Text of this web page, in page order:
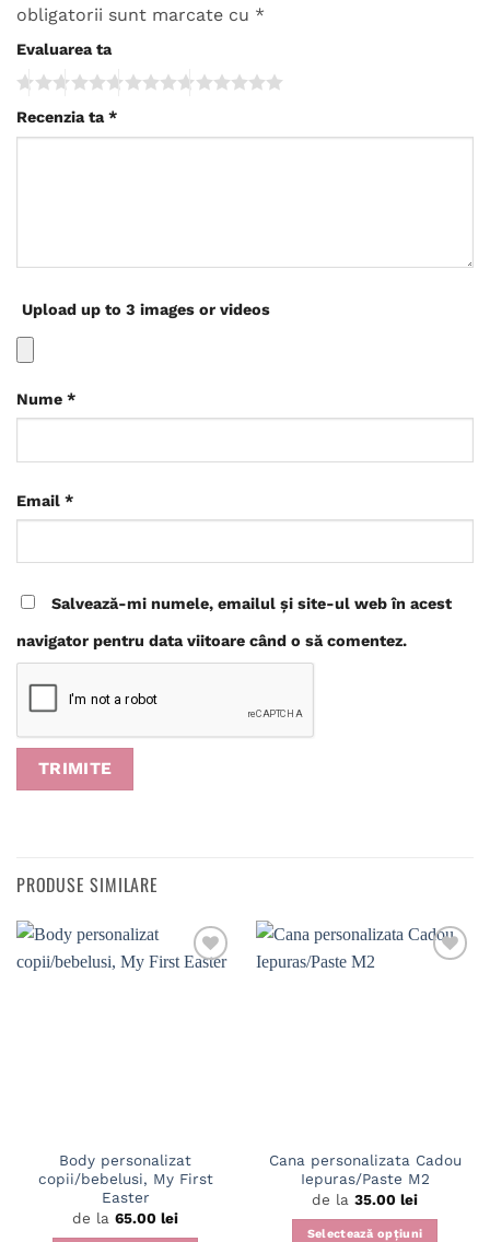
obligatorii sunt marcate cu *
Evaluarea ta
Recenzia ta *
Upload up to 3 images or videos
Nume *
Email *
Salvează-mi numele, emailul și site-ul web în acest
navigator pentru data viitoare când o să comentez.
PRODUSE SIMILARE
Body personalizat
copii/bebelusi, My First
Easter
de la 65.00 lei
Cana personalizata Cadou
Iepuras/Paste M2
de la 35.00 lei
Selectează opțiuni